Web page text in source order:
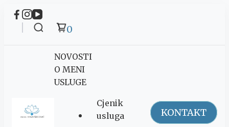
0
NOVOSTI
O MENI
USLUGE
Cjenik
usluga
KONTAKT